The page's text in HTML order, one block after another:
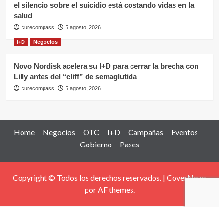
el silencio sobre el suicidio está costando vidas en la
salud
curecompass 5 agosto, 2026
I+D Negocios
Novo Nordisk acelera su I+D para cerrar la brecha con
Lilly antes del “cliff” de semaglutida
curecompass 5 agosto, 2026
Home Negocios OTC I+D Campañas
Eventos
Gobierno
Pases
Copyright © Todos los derechos reservados. | CoverNews
por AF themes.